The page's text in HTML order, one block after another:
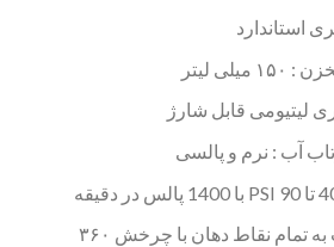
لیتر
لیتیومی قابل شارژ
رسیدن آب به تمام نقاط دهان با چرخش ۳۶۰